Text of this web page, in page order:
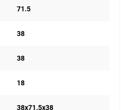
71.5
38
38
18
38x71.5x38